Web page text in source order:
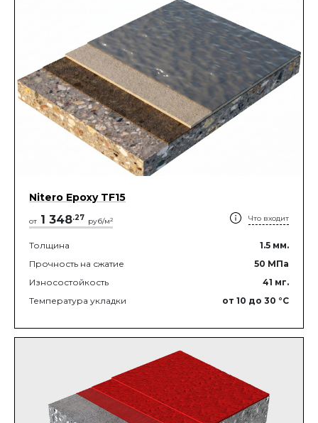
Nitero Epoxy TF15
от 1 348.27 руб/м2 Что входит
Толщина 1.5 мм.
Прочность на сжатие
50 МПа
Износостойкость
41 мг.
Температура укладки
от 10 до 30 °C